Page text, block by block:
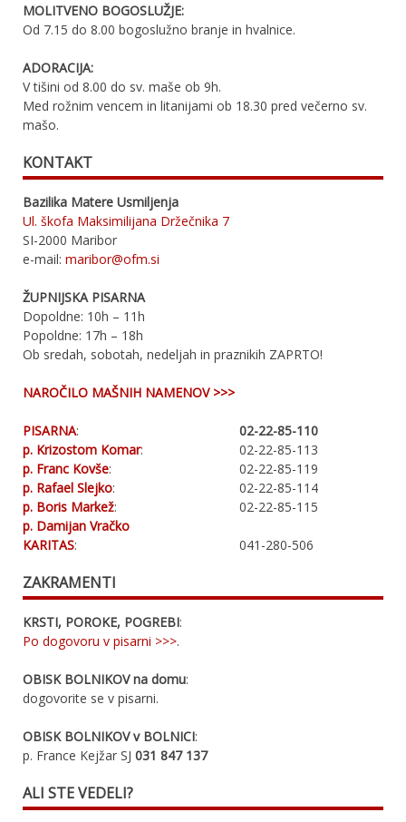
MOLITVENO BOGOSLUŽJE:
Od 7.15 do 8.00 bogoslužno branje in hvalnice.
ADORACIJA:
V tišini od 8.00 do sv. maše ob 9h.
Med rožnim vencem in litanijami ob 18.30 pred večerno sv.
mašo.
KONTAKT
Bazilika Matere Usmiljenja
Ul. škofa Maksimilijana Držečnika 7
SI-2000 Maribor
e-mail: maribor@ofm.si
ŽUPNIJSKA PISARNA
Dopoldne: 10h – 11h
Popoldne: 17h – 18h
Ob sredah, sobotah, nedeljah in praznikih ZAPRTO!
NAROČILO MAŠNIH NAMENOV >>>
PISARNA:
02-22-85-110
p. Krizostom Komar:
02-22-85-113
p. Franc Kovše:
02-22-85-119
p. Rafael Slejko:
02-22-85-114
p. Boris Markež:
02-22-85-115
p. Damijan Vračko
KARITAS: 041-280-506
ZAKRAMENTI
KRSTI, POROKE, POGREBI:
Po dogovoru v pisarni >>>.
OBISK BOLNIKOV na domu:
dogovorite se v pisarni.
OBISK BOLNIKOV v BOLNICI:
p. France Kejžar SJ 031 847 137
ALI STE VEDELI?